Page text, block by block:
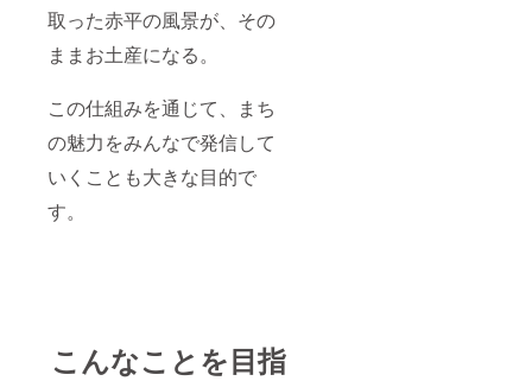
取った赤平の風景が、その
ままお土産になる。
この仕組みを通じて、まち
の魅力をみんなで発信して
いくことも大きな目的で
す。
こんなことを目指